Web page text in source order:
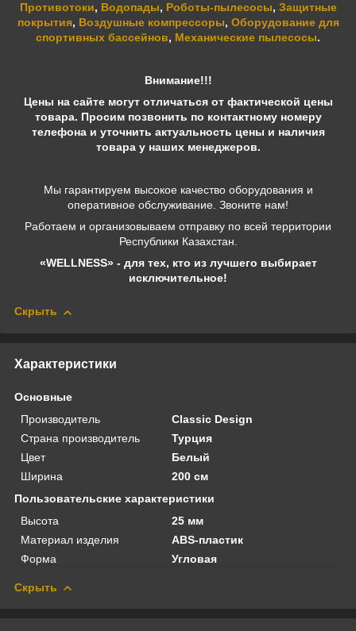
Противотоки, Водопады, Роботы-пылесосы, Защитные
покрытия, Воздушные компрессоры, Оборудование для
спортивных бассейнов, Механические пылесосы.
Внимание!!!
Цены на сайте могут отличаться от фактической цены
товара. Просим позвонить по контактному номеру
телефона и уточнить актуальность цены и наличия
товара у наших менеджеров.
Мы гарантируем высокое качество оборудования и
оперативное обслуживание. Звоните нам!
Работаем и организовываем отправку по всей территории
Республики Казахстан.
«WELLNESS» - для тех, кто из лучшего выбирает
исключительное!
Скрыть
Характеристики
Основные
Производитель
Classic Design
Страна производитель
Турция
Цвет
Белый
Ширина
200 см
Пользовательские характеристики
Высота
25 мм
Материал изделия
ABS-пластик
Форма
Угловая
Скрыть